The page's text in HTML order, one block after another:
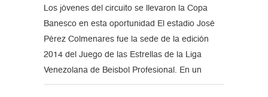
Los jóvenes del circuito se llevaron la Copa
Banesco en esta oportunidad El estadio José
Pérez Colmenares fue la sede de la edición
2014 del Juego de las Estrellas de la Liga
Venezolana de Beisbol Profesional. En un